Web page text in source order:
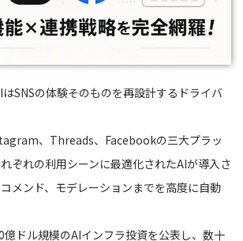
SNSの体験そのものを再設計するドライバ
、Threads、Facebookの三大プラッ
ぞれの利用シーンに最適化されたAIが導入さ
メンド、モデレーションまでを高度に自動
ドル規模のAIインフラ投資を公表し、数十